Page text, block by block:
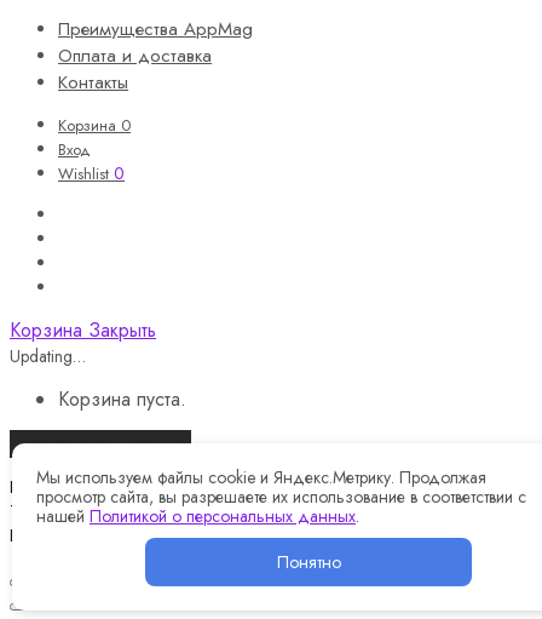
Преимущества AppMag
Оплата и доставка
Контакты
Корзина 0
Вход
Wishlist 0
Корзина Закрыть
Updating…
Корзина пуста.
Продолжить покупки
Назад
Telegram
Instagram
Мы используем файлы cookie и Яндекс.Метрику. Продолжая
просмотр сайта, вы разрешаете их использование в соответствии с
нашей Политикой о персональных данных.
Понятно